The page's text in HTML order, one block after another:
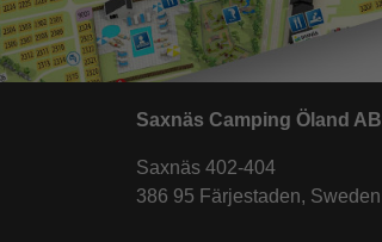
Saxnäs Camping Öland AB
Saxnäs 402-404
386 95 Färjestaden, Sweden